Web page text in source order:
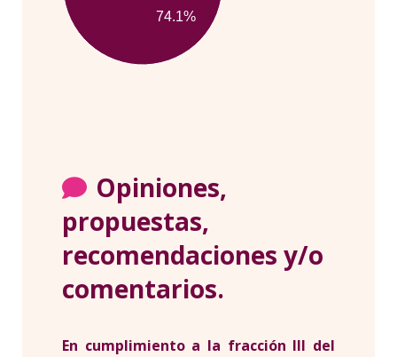
74.1%
Opiniones,
propuestas,
recomendaciones y/o
comentarios.
En cumplimiento a la fracción III del